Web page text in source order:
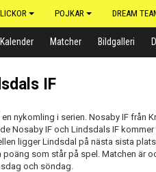
POJKAR DREAM
Kalender Matcher Bildgalleri
IF
nykomling i serien. Nosaby IF från
Nosaby IF och Lindsdals IF
ligger Lindsdal på nästa sista
som står på spel. Matchen är
och söndag.